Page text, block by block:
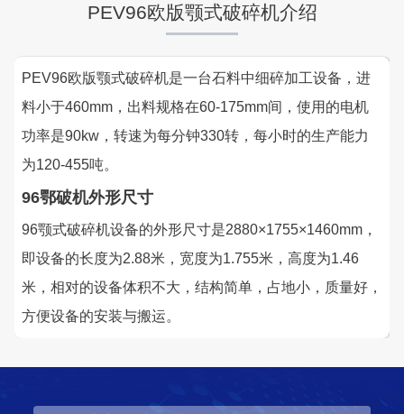
PEV96欧版颚式破碎机介绍
PEV96欧版颚式破碎机是一台石料中细碎加工设备，进
料小于460mm，出料规格在60-175mm间，使用的电机
功率是90kw，转速为每分钟330转，每小时的生产能力
为120-455吨。
96鄂破机外形尺寸
96颚式破碎机设备的外形尺寸是2880×1755×1460mm，
即设备的长度为2.88米，宽度为1.755米，高度为1.46
米，相对的设备体积不大，结构简单，占地小，质量好，
方便设备的安装与搬运。